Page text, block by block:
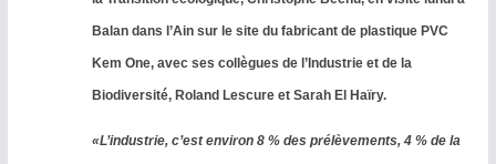
Balan dans l’Ain sur le site du fabricant de plastique PVC
Kem One, avec ses collègues de l’Industrie et de la
Biodiversité, Roland Lescure et Sarah El Haïry.
«L’industrie, c’est environ 8 % des prélèvements, 4 % de la